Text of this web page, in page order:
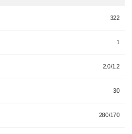
322
1
2.0/1.2
30
280/170